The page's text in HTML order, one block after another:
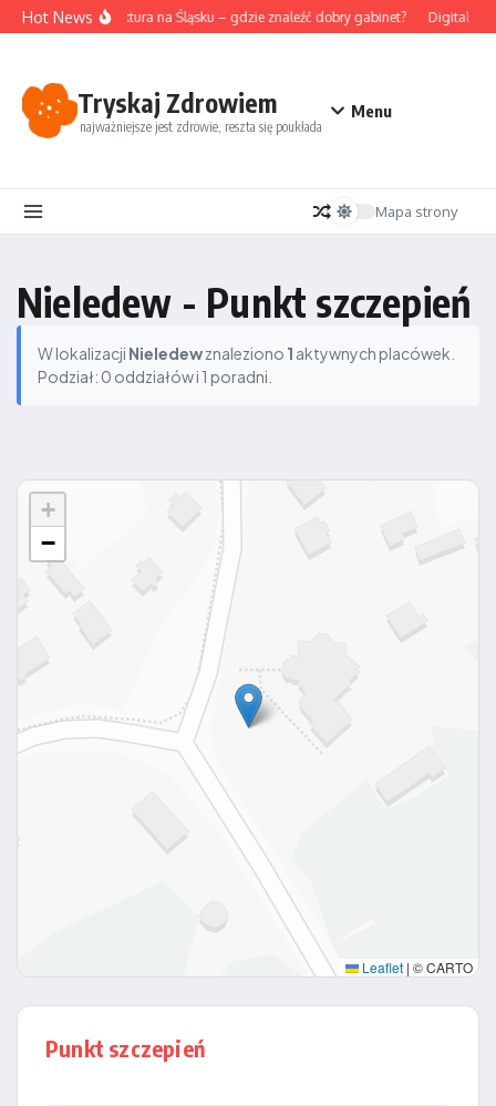
Przejdź do treści
Hot NewsAkupunktura na Śląsku – gdzie znaleźć dobry gabinet? Digital
Tryskaj Zdrowiem
najważniejsze jest zdrowie, reszta się poukłada
Menu
Mapa strony
Nieledew - Punkt szczepień
W lokalizacji Nieledewznaleziono 1 aktywnych placówek.
Podział: 0 oddziałów i 1 poradni.
+
−
Leaflet | © CARTO
Punkt szczepień